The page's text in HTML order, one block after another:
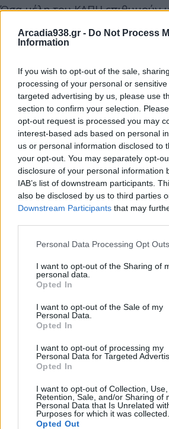
Arcadia938.gr - Do Not Process
Information
If you wish to opt-out of the sale,
processing of your personal or
targeted advertising by us, please use
section to confirm your selection.
opt-out request is processed you may
interest-based ads based on personal
us or personal information disclosed to
your opt-out. You may separately opt-
disclosure of your personal information
IAB’s list of downstream participants.
also be disclosed by us to third parties
Downstream Participants that may
Personal Data Processing Opt Outs
I want to opt-out of the Sharing of
personal data.
Opted In
I want to opt-out of the Sale of my
Personal Data.
Opted In
I want to opt-out of processing my
Personal Data for Targeted
Opted In
I want to opt-out of Collection, Use,
Retention, Sale, and/or Sharing of
Personal Data that Is Unrelated
Purposes for which it was collected.
Opted Out
Όσα μέλη του ΚΑΠΗ επιθυμούν
δηλώσουν τη συμμετοχή τους
ΚΑΠΗ και στο τηλέφωνο 2710-
Η ΑΝΤΙΔΗΜΑΡΧΟΣ
ΤΡΙΠΟΛΗΣ
ΚΛΕΙΩ
ΚΩΝΣΤΑΝΤΙΝΟΣ ΤΖΙΟΥΜΗΣ
Διάβασε σχετικά
Την Πέμπτη 27 Φεβρουαρίου
χορός του ΚΑΠΗ Δήμου
Τσικνοπέμπτη στο